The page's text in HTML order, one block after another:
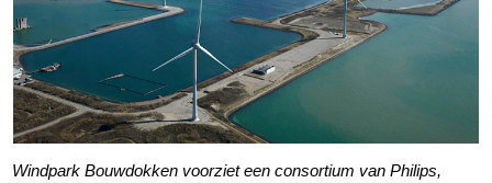
Windpark Bouwdokken voorziet een consortium van Philips,